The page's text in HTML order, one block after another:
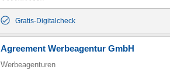
Gratis-Digitalcheck
Agreement Werbeagentur GmbH
Werbeagenturen